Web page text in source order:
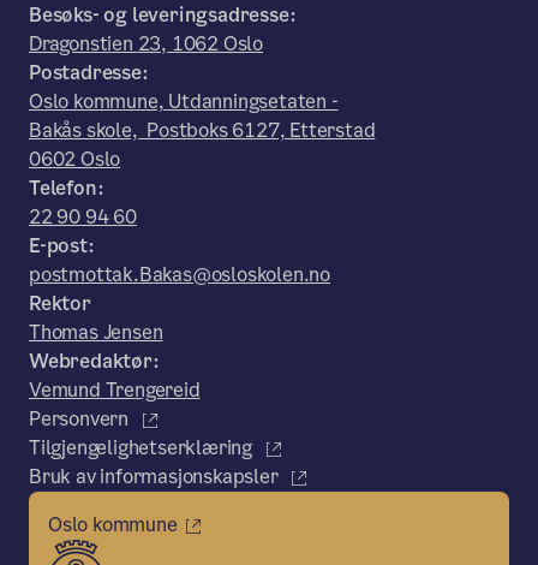
Besøks- og leveringsadresse:
Dragonstien 23, 1062 Oslo
Postadresse:
Oslo kommune, Utdanningsetaten -
Bakås skole, Postboks 6127, Etterstad
0602 Oslo
Telefon:
22 90 94 60
E-post:
postmottak.Bakas@osloskolen.no
Rektor
Thomas Jensen
Webredaktør:
Vemund Trengereid
Personvern
Tilgjengelighetserklæring
Bruk av informasjonskapsler
Oslo kommune